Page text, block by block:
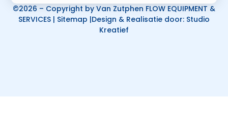
©2026 – Copyright by Van Zutphen FLOW EQUIPMENT &
SERVICES | Sitemap |Design & Realisatie door: Studio
Kreatief